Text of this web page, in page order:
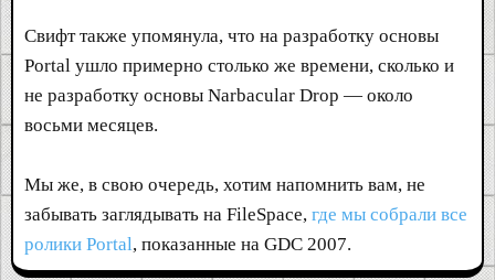
Свифт также упомянула, что на разработку основы
Portal ушло примерно столько же времени, сколько и
не разработку основы Narbacular Drop — около
восьми месяцев.
Мы же, в свою очередь, хотим напомнить вам, не
забывать заглядывать на FileSpace, где мы собрали все
ролики Portal, показанные на GDC 2007.